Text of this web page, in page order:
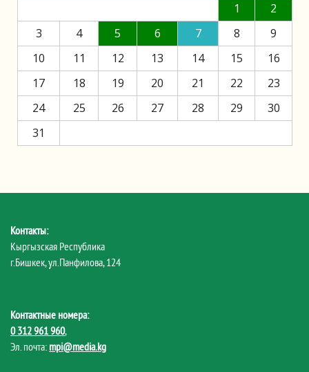
1
2
3
4 5 6 7 8
9
10
11 12 13 14 15
16
17
18 19 20 21 22
23
24
25 26 27 28 29
30
31
Контакты:
Кыргызская Республика
г.Бишкек, ул.Панфилова, 124
Контактные номера:
0 312 961 960,
Эл. почта: mpi@media.kg